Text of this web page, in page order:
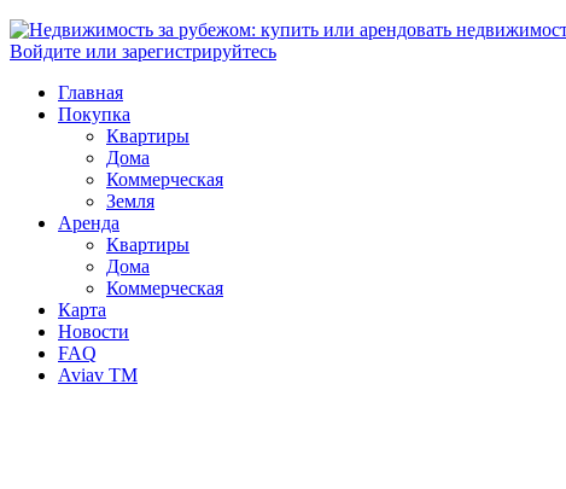
Войдите или зарегистрируйтесь
Главная
Покупка
Квартиры
Дома
Коммерческая
Земля
Аренда
Квартиры
Дома
Коммерческая
Карта
Новости
FAQ
Aviav TM